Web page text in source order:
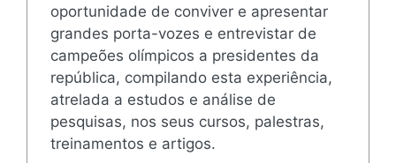
oportunidade de conviver e apresentar
grandes porta-vozes e entrevistar de
campeões olímpicos a presidentes da
república, compilando esta experiência,
atrelada a estudos e análise de
pesquisas, nos seus cursos, palestras,
treinamentos e artigos.